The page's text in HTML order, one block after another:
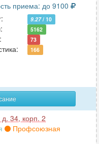
приема: до 9100
9.27/ 10
5162
73
166
34, корп. 2
Профсоюзная